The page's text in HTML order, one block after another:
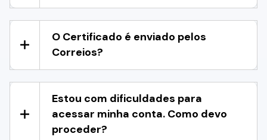
O Certificado é enviado pelos
Correios?
Estou com dificuldades para
acessar minha conta. Como devo
proceder?